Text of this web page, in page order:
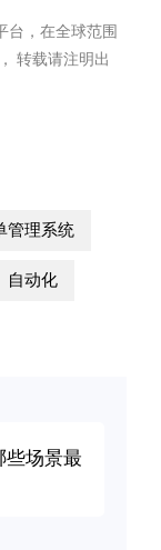
台，在全球范围
， 转载请注明出
管理系统
自动化
些场景最